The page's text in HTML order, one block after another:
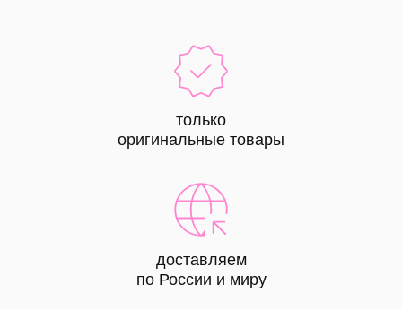
только
оригинальные товары
доставляем
по России и миру